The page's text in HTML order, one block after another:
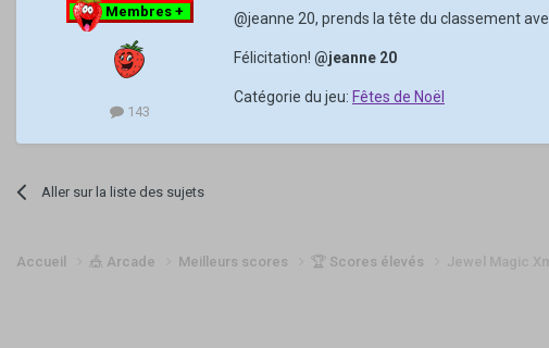
Membres +
143
@jeanne 20, prends la tête du classement
Félicitation! @jeanne 20
Catégorie du jeu: Fêtes de Noël
Aller sur la liste des sujets
Accueil 🎪 Arcade Meilleurs scores 🏆 Scores élevés Jewel Magic